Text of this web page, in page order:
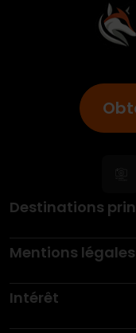
Destinations
Mentions légales
Intérêt